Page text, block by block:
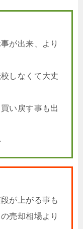
が出来、より
しなくて大丈
い戻す事も出
が上がる事も
売却相場より